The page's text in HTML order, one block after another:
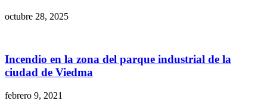
octubre 28, 2025
Incendio en la zona del parque industrial de la
ciudad de Viedma
febrero 9, 2021